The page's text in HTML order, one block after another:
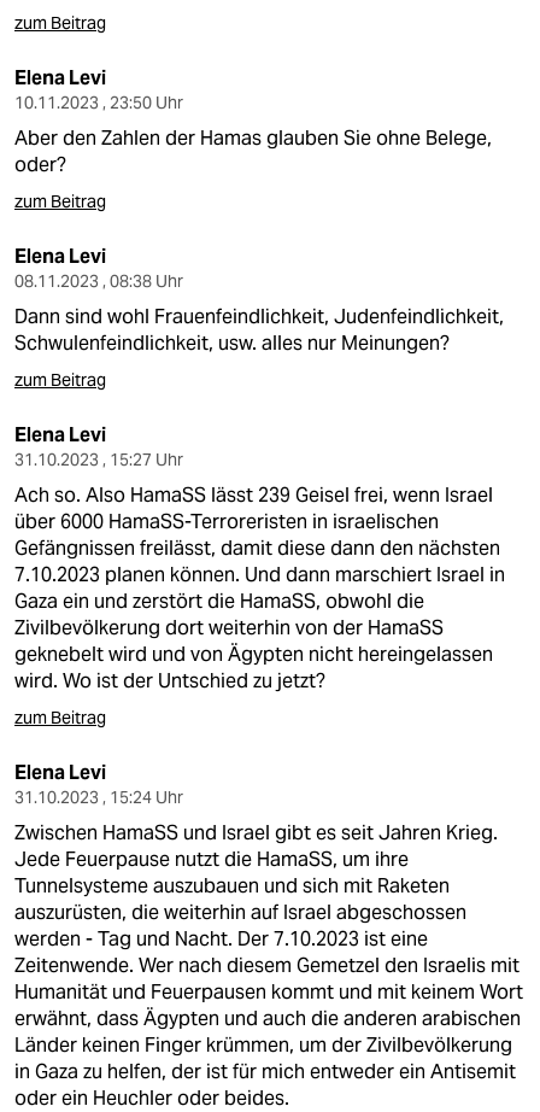
zum Beitrag
Elena Levi
10.11.2023 , 23:50 Uhr
Aber den Zahlen der Hamas glauben Sie ohne Belege,
oder?
zum Beitrag
Elena Levi
08.11.2023 , 08:38 Uhr
Dann sind wohl Frauenfeindlichkeit, Judenfeindlichkeit,
Schwulenfeindlichkeit, usw. alles nur Meinungen?
zum Beitrag
Elena Levi
31.10.2023 , 15:27 Uhr
Ach so. Also HamaSS lässt 239 Geisel frei, wenn Israel
über 6000 HamaSS-Terroreristen in israelischen
Gefängnissen freilässt, damit diese dann den nächsten
7.10.2023 planen können. Und dann marschiert Israel in
Gaza ein und zerstört die HamaSS, obwohl die
Zivilbevölkerung dort weiterhin von der HamaSS
geknebelt wird und von Ägypten nicht hereingelassen
wird. Wo ist der Untschied zu jetzt?
zum Beitrag
Elena Levi
31.10.2023 , 15:24 Uhr
Zwischen HamaSS und Israel gibt es seit Jahren Krieg.
Jede Feuerpause nutzt die HamaSS, um ihre
Tunnelsysteme auszubauen und sich mit Raketen
auszurüsten, die weiterhin auf Israel abgeschossen
werden - Tag und Nacht. Der 7.10.2023 ist eine
Zeitenwende. Wer nach diesem Gemetzel den Israelis mit
Humanität und Feuerpausen kommt und mit keinem Wort
erwähnt, dass Ägypten und auch die anderen arabischen
Länder keinen Finger krümmen, um der Zivilbevölkerung
in Gaza zu helfen, der ist für mich entweder ein Antisemit
oder ein Heuchler oder beides.